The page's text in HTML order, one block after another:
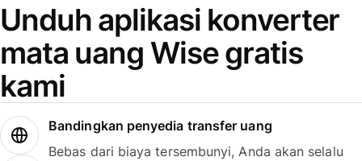
Unduh aplikasi konverter
mata uang Wise gratis
kami
Bandingkan penyedia transfer uang
Bebas dari biaya tersembunyi, Anda akan selalu